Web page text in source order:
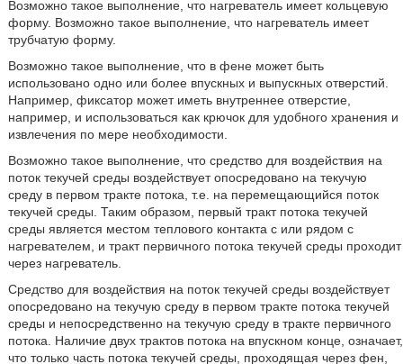
Возможно такое выполнение, что нагреватель имеет кольцевую
форму. Возможно такое выполнение, что нагреватель имеет
трубчатую форму.
Возможно такое выполнение, что в фене может быть
использовано одно или более впускных и выпускных отверстий.
Например, фиксатор может иметь внутреннее отверстие,
например, и использоваться как крючок для удобного хранения и
извлечения по мере необходимости.
Возможно такое выполнение, что средство для воздействия на
поток текучей среды воздействует опосредовано на текучую
среду в первом тракте потока, т.е. на перемещающийся поток
текучей среды. Таким образом, первый тракт потока текучей
среды является местом теплового контакта с или рядом с
нагревателем, и тракт первичного потока текучей среды проходит
через нагреватель.
Средство для воздействия на поток текучей среды воздействует
опосредовано на текучую среду в первом тракте потока текучей
среды и непосредственно на текучую среду в тракте первичного
потока. Наличие двух трактов потока на впускном конце, означает,
что только часть потока текучей среды, проходящая через фен,